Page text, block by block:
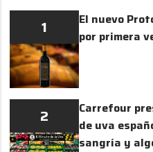
1
El nuevo
por primera
2
Carrefour
de uva
sangría y